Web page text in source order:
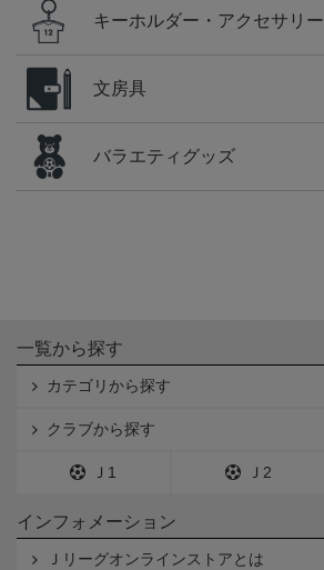
キーホルダー・アクセサリー
文房具
バラエティグッズ
一覧から探す
カテゴリから探す
クラブから探す
Ｊ1 Ｊ2
インフォメーション
Ｊリーグオンラインストアとは